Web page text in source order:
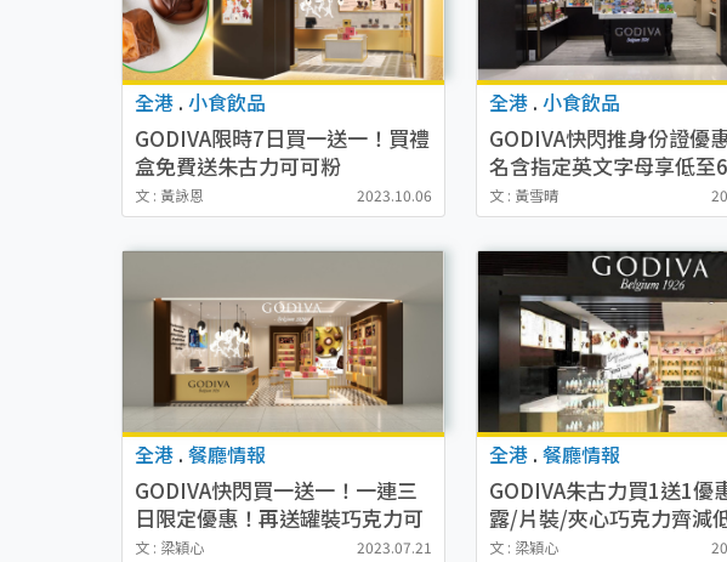
全港 . 小食飲品
GODIVA限時7日買一送一！買禮
盒免費送朱古力可可粉
文 : 黃詠恩 2023.10.06
全港 .小食飲品
GODIVA快閃推身份證優
名含指定英文字母享低至
惠
文 : 黃雪晴
全港 . 餐廳情報
GODIVA快閃買一送一！一連三
日限定優惠！再送罐裝巧克力可
可粉！
文 : 梁穎心 2023.07.21
全港 .餐廳情報
GODIVA朱古力買1送1優
露/片裝/夾心巧克力齊減
價！
文 : 梁穎心